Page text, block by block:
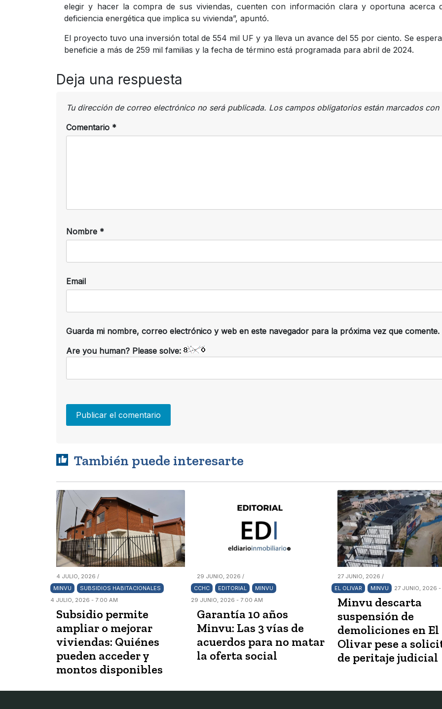
elegir y hacer la compra de sus viviendas, cuenten con información clara y oportuna acerca
deficiencia energética que implica su vivienda”, apuntó.
El proyecto tuvo una inversión total de 554 mil UF y ya lleva un avance del 55 por ciento. Se
beneficie a más de 259 mil familias y la fecha de término está programada para abril de 2024.
Deja una respuesta
Tu dirección de correo electrónico no será publicada. Los campos obligatorios están marcados con
Comentario *
Nombre *
Email
Guarda mi nombre, correo electrónico y web en este navegador para la próxima vez que comente.
Are you human? Please solve:
También puede interesarte
4 JULIO, 2026 /
MINVU
SUBSIDIOS HABITACIONALES
4 JULIO, 2026 - 7:00 AM
Subsidio permite
ampliar o mejorar
viviendas: Quiénes
pueden acceder y
montos disponibles
29 JUNIO, 2026 /
CCHC
EDITORIAL
MINVU
29 JUNIO, 2026 - 7:00 AM
Garantía 10 años
Minvu: Las 3 vías de
acuerdos para no matar
la oferta social
27 JUNIO, 2026 /
EL OLIVAR
MINVU 27 JUNIO, 2026
Minvu descarta
suspensión de
demoliciones en El
Olivar pese a
de peritaje judicial